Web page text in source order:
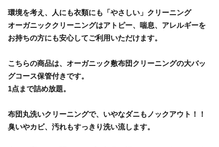
環境を考え、人にも衣類にも「やさしい」クリーニング
オーガニッククリーニングはアトピー、喘息、アレルギーを
お持ちの方にも安心してご利用いただけます。
こちらの商品は、オーガニック敷布団クリーニングの大バッ
グコース保管付きです。
1点まで詰め放題。
布団丸洗いクリーニングで、いやなダニもノックアウト！！
臭いやカビ、汚れもすっきり洗い流します。